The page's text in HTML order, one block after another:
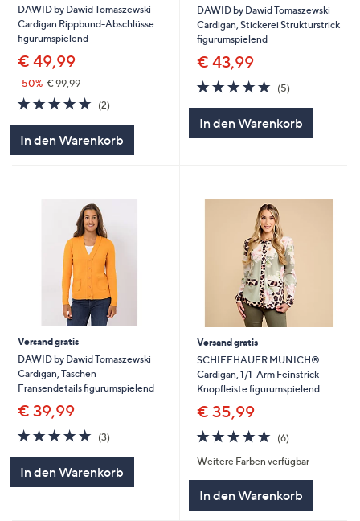
DAWID by Dawid Tomaszewski
Cardigan Rippbund-Abschlüsse
figurumspielend
€ 49,99
-50% € 99,99
5.0
von
(2)2
In den Warenkorb
DAWID by Dawid Tomaszewski
Cardigan, Stickerei Strukturstrick
figurumspielend
€ 43,99
5.0
von
(5)5
In den Warenkorb
Versand gratis
DAWID by Dawid Tomaszewski
Cardigan, Taschen
Fransendetails figurumspielend
€ 39,99
5.0
von
(3)3
In den Warenkorb
Versand gratis
SCHIFFHAUER MUNICH®
Cardigan, 1/1-Arm Feinstrick
Knopfleiste figurumspielend
€ 35,99
4.7
von
5
(6)6
Weitere Farben verfügbar
In den Warenkorb